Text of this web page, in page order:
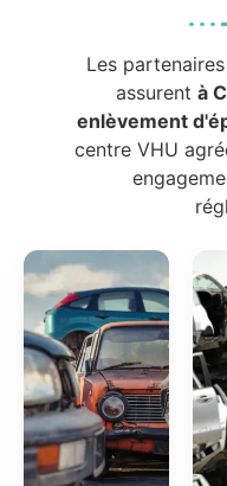
Les
assurent à
enlèvement
centre VHU